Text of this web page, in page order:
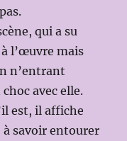
qui a su
l’œuvre mais
n’entrant
avec elle.
est, il affiche
à savoir entourer